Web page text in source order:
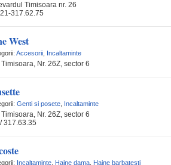
Timisoara nr. 26
317.62.75
West
Accesorii Incaltaminte
Timisoara, Nr. 26Z, sector 6
Genti si posete Incaltaminte
Timisoara, Nr. 26Z, sector 6
317.63.35
Incaltaminte Haine dama Haine barbatesti